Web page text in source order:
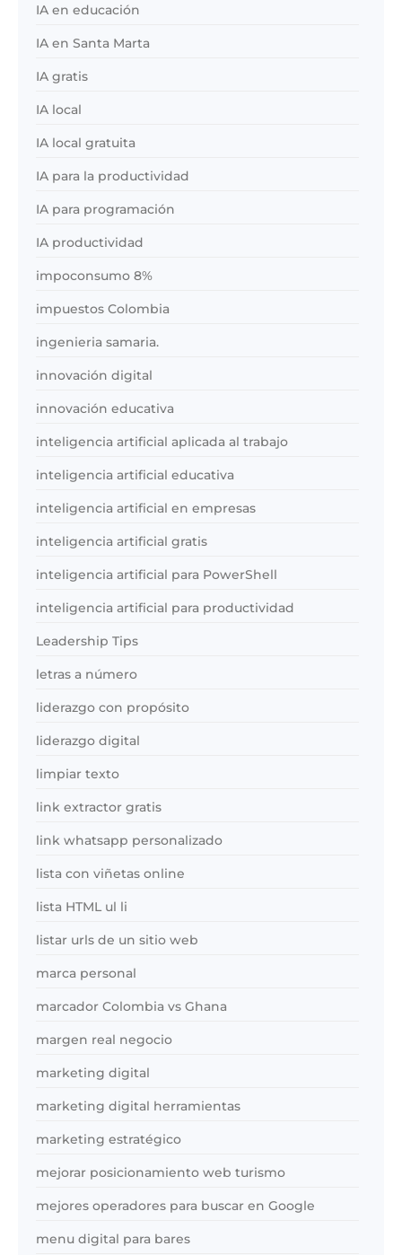
IA en educación
IA en Santa Marta
IA gratis
IA local
IA local gratuita
IA para la productividad
IA para programación
IA productividad
impoconsumo 8%
impuestos Colombia
ingenieria samaria.
innovación digital
innovación educativa
inteligencia artificial aplicada al trabajo
inteligencia artificial educativa
inteligencia artificial en empresas
inteligencia artificial gratis
inteligencia artificial para PowerShell
inteligencia artificial para productividad
Leadership Tips
letras a número
liderazgo con propósito
liderazgo digital
limpiar texto
link extractor gratis
link whatsapp personalizado
lista con viñetas online
lista HTML ul li
listar urls de un sitio web
marca personal
marcador Colombia vs Ghana
margen real negocio
marketing digital
marketing digital herramientas
marketing estratégico
mejorar posicionamiento web turismo
mejores operadores para buscar en Google
menu digital para bares